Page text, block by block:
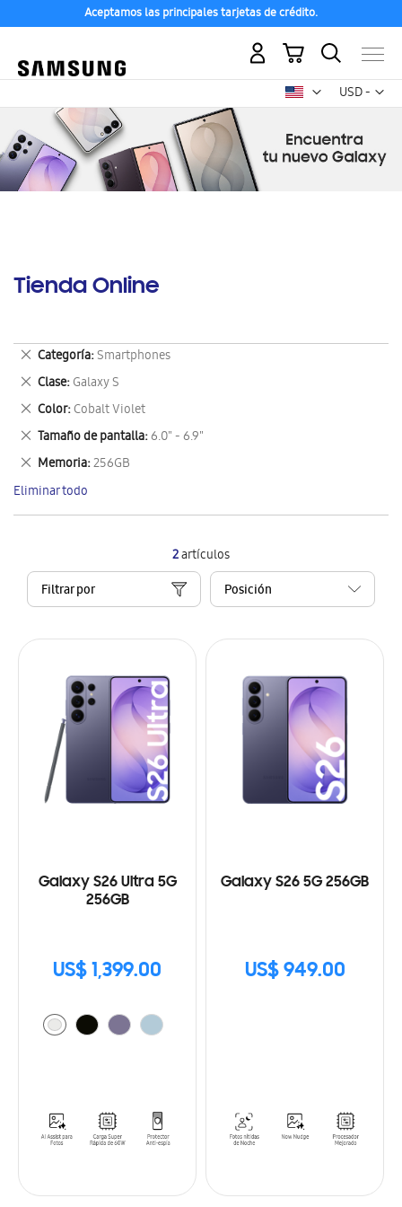
Aceptamos las principales tarjetas de crédito.
USD -
dólar
Mi carrito
Tienda Online
2artículos
Filtrar por
Galaxy S26 Ultra 5G
256GB
US$ 1,399.00
Galaxy S26 5G 256GB
US$ 949.00
Categoría Smartphones
Eliminar
este
artículo
Clase Galaxy S
Eliminar
este
artículo
Color Cobalt Violet
Eliminar
este
artículo
Tamaño de pantalla 6.0" - 6.9"
Eliminar
este
artículo
Memoria 256GB
Eliminar
este
artículo
Eliminar todo